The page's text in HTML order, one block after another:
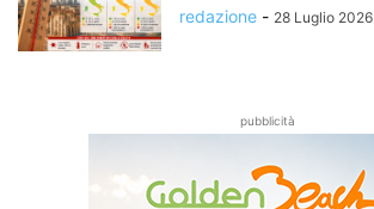
redazione - 28 Luglio 2026
pubblicità